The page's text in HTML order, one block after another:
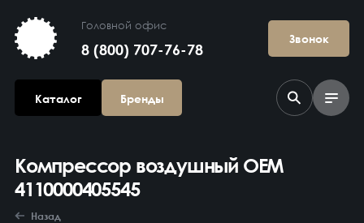
Головной офис
8 (800) 707-76-78
Звонок
Каталог Бренды
Компрессор воздушный OEM
4110000405545
Назад